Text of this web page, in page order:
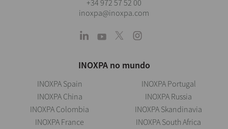
+34 972 57 52 00
inoxpa@inoxpa.com
INOXPA no mundo
INOXPA Spain
INOXPA China
INOXPA Colombia
INOXPA France
INOXPA Portugal
INOXPA Russia
INOXPA Skandinavia
INOXPA South Africa